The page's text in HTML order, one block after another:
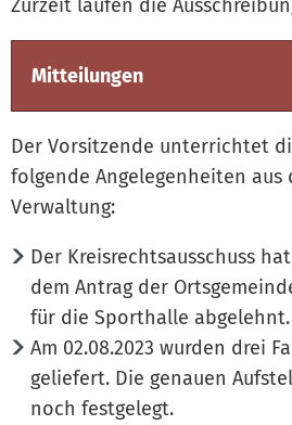
Zurzeit laufen die
Mitteilungen
Der Vorsitzende unterrichtet
folgende Angelegenheiten aus
Verwaltung:
Der Kreisrechtsausschuss
dem Antrag der
für die Sporthalle abgelehnt.
Am 02.08.2023 wurden drei
geliefert. Die genauen
noch festgelegt.